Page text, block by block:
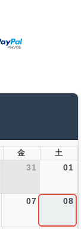
金 土
31 01
07 08